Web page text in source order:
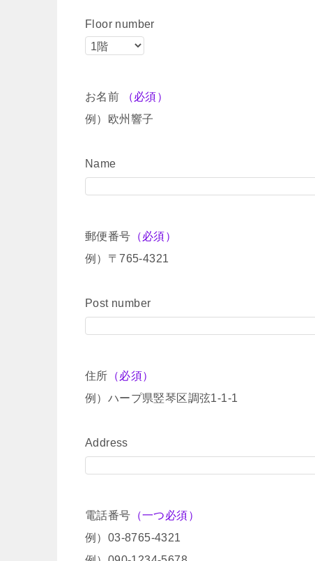
Floor number
お名前
（必須）
例）欧州響子
Name
郵便番号 （必須）
例）〒765-4321
Post number
住所 （必須）
例）ハープ県竪琴区調弦1-1-1
Address
電話番号 （一つ必須）
例）03-8765-4321